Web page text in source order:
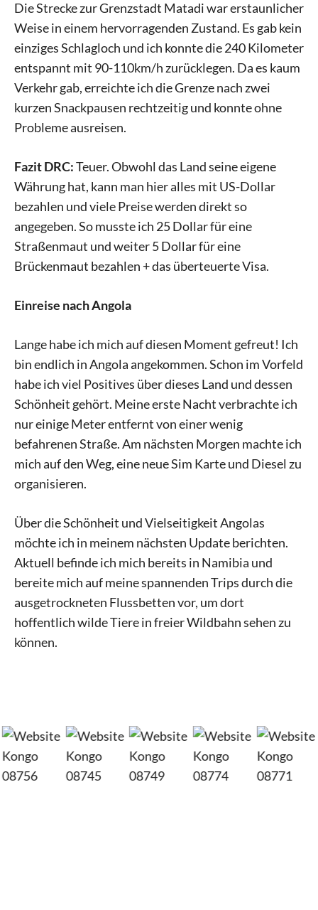
Die Strecke zur Grenzstadt Matadi war erstaunlicher
Weise in einem hervorragenden Zustand. Es gab kein
einziges Schlagloch und ich konnte die 240 Kilometer
entspannt mit 90-110km/h zurücklegen. Da es kaum
Verkehr gab, erreichte ich die Grenze nach zwei
kurzen Snackpausen rechtzeitig und konnte ohne
Probleme ausreisen.
Fazit DRC:Teuer. Obwohl das Land seine eigene
Währung hat, kann man hier alles mit US-Dollar
bezahlen und viele Preise werden direkt so
angegeben. So musste ich 25 Dollar für eine
Straßenmaut und weiter 5 Dollar für eine
Brückenmaut bezahlen + das überteuerte Visa.
Einreise nach Angola
Lange habe ich mich auf diesen Moment gefreut! Ich
bin endlich in Angola angekommen. Schon im Vorfeld
habe ich viel Positives über dieses Land und dessen
Schönheit gehört. Meine erste Nacht verbrachte ich
nur einige Meter entfernt von einer wenig
befahrenen Straße. Am nächsten Morgen machte ich
mich auf den Weg, eine neue Sim Karte und Diesel zu
organisieren.
Über die Schönheit und Vielseitigkeit Angolas
möchte ich in meinem nächsten Update berichten.
Aktuell befinde ich mich bereits in Namibia und
bereite mich auf meine spannenden Trips durch die
ausgetrockneten Flussbetten vor, um dort
hoffentlich wilde Tiere in freier Wildbahn sehen zu
können.